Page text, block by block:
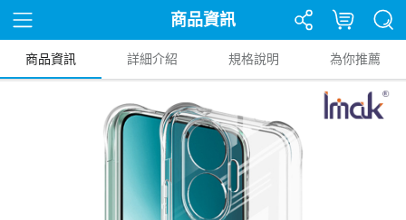
商品資訊
商品資訊 詳細介紹 規格說明 為你推薦